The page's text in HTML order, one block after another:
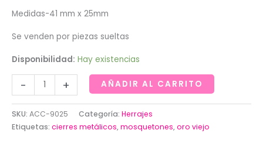
Medidas-41 mm x 25mm
Se venden por piezas sueltas
Disponibilidad: Hay existencias
-
Mosquetón
forma
oval
en
+ AÑADIR AL CARRITO
SKU: ACC-9025 Categoría: Herrajes
Etiquetas: cierres metálicos,mosquetones,oro viejo